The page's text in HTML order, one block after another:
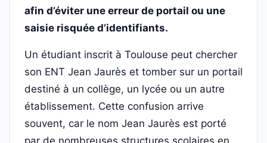
afin d’éviter une erreur de portail ou une
saisie risquée d’identifiants.
Un étudiant inscrit à Toulouse peut chercher
son ENT Jean Jaurès et tomber sur un portail
destiné à un collège, un lycée ou un autre
établissement. Cette confusion arrive
souvent, car le nom Jean Jaurès est porté
par de nombreuses structures scolaires en